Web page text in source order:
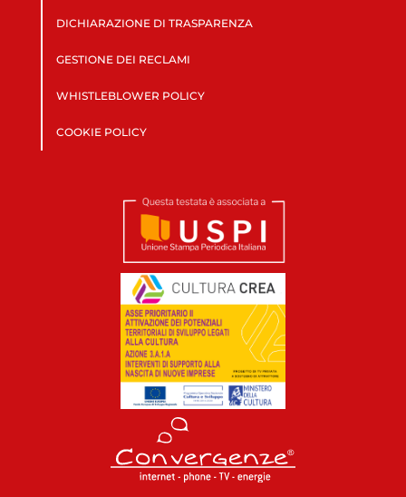
DICHIARAZIONE DI TRASPARENZA
GESTIONE DEI RECLAMI
WHISTLEBLOWER POLICY
COOKIE POLICY